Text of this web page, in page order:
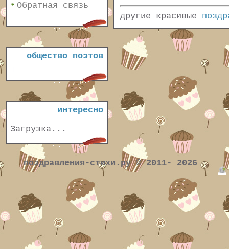
Обратная связь
общество поэтов
интересно
Загрузка...
другие красивые
поздравления-стихи.ру © 2011- 2026